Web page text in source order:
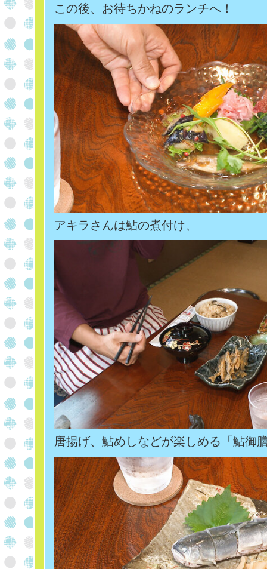
この後、お待ちかねのランチへ！
アキラさんは鮎の煮付け、
唐揚げ、鮎めしなどが楽しめる「鮎御